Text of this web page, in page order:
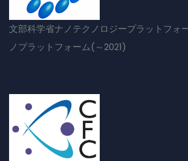
文部科学省ナノテクノロジープラットフ
ノプラットフォーム(～2021)